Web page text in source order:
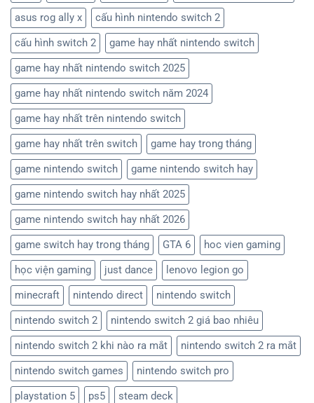
asus rog ally x
cấu hình nintendo switch 2
cấu hình switch 2
game hay nhất nintendo switch
game hay nhất nintendo switch 2025
game hay nhất nintendo switch năm 2024
game hay nhất trên nintendo switch
game hay nhất trên switch
game hay trong tháng
game nintendo switch
game nintendo switch hay
game nintendo switch hay nhất 2025
game nintendo switch hay nhất 2026
game switch hay trong tháng
GTA 6
hoc vien gaming
học viện gaming
just dance
lenovo legion go
minecraft
nintendo direct
nintendo switch
nintendo switch 2
nintendo switch 2 giá bao nhiêu
nintendo switch 2 khi nào ra mắt
nintendo switch 2 ra mắt
nintendo switch games
nintendo switch pro
playstation 5
ps5
steam deck